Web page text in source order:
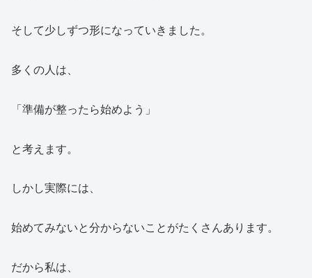
そして少しずつ形になっていきました。
多くの人は、
「準備が整ったら始めよう」
と考えます。
しかし実際には、
始めてみないと分からないことがたくさんあります。
だから私は、